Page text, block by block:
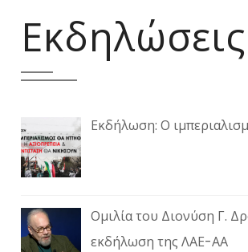
Εκδηλώσεις
Εκδήλωση: Ο
Ομιλία του Διονύση Γ.
εκδήλωση της ΛΑΕ-ΑΑ